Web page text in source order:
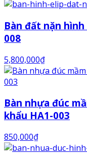
Bàn đất nặn
008
5,800,000₫
Bàn nhựa đúc
khẩu HA1-003
850,000₫